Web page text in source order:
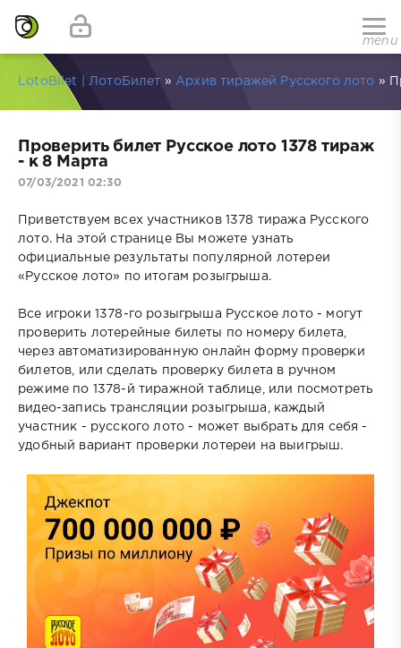
menu
LotoBilet | ЛотоБилет » Архив тиражей Русского лото »
Проверить билет Русское лото 1378 тираж
- к 8 Марта
07/03/2021 02:30
Приветствуем всех участников 1378 тиража Русского
лото. На этой странице Вы можете узнать
официальные результаты популярной лотереи
«Русское лото» по итогам розыгрыша.
Все игроки 1378-го розыгрыша Русское лото - могут
проверить лотерейные билеты по номеру билета,
через автоматизированную онлайн форму проверки
билетов, или сделать проверку билета в ручном
режиме по 1378-й тиражной таблице, или посмотреть
видео-запись трансляции розыгрыша, каждый
участник - русского лото - может выбрать для себя -
удобный вариант проверки лотереи на выигрыш.